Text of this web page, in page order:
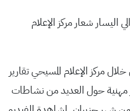
اليسار شعار مركز الإعلام
مركز الإعلام المسيحي تقارير
مهنية حول العديد من نشاطات